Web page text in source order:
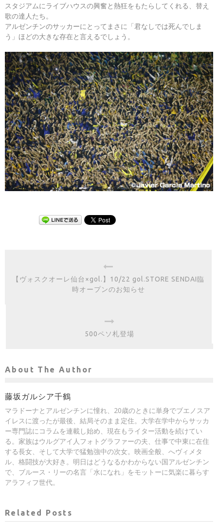
スタジアムにライブハウスの興奮と熱狂をもたらしてくれる、替え
歌の達人たち。
アルゼンチンのサッカーにとってまさに「君なしでは死んでしま
う」ほどの大きな存在と言えるでしょう。
【ヴォスクオーレ仙台×gol.】10/22 gol.STORE SENDAI臨
時オープンのお知らせ
500ペソ札登場
About The Author
藤坂ガルシア千鶴
マラドーナとアルゼンチンに憧れ、20歳のときに単身でブエノスア
イレスに渡ったが最後、結局そのまま定住。大学在学中からサッカ
ー専門誌にコラムを連載し始め、現在もライター活動を続けてい
る。家族はウルグアイ人フォトグラファーの夫、仕事で中東に在住
する長女、そして大学で猛勉強中の次女。映画全般、へヴィメタ
ル、格闘技が大好き。明日はどうなるかわからない国アルゼンチン
で、ブルース・リーの名言「水になれ」をモットーに気楽に暮らす
アラフィフ世代。
Related Posts